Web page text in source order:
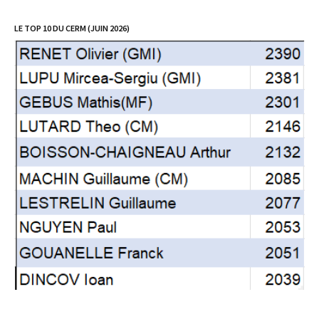
LE TOP 10 DU CERM (JUIN 2026)